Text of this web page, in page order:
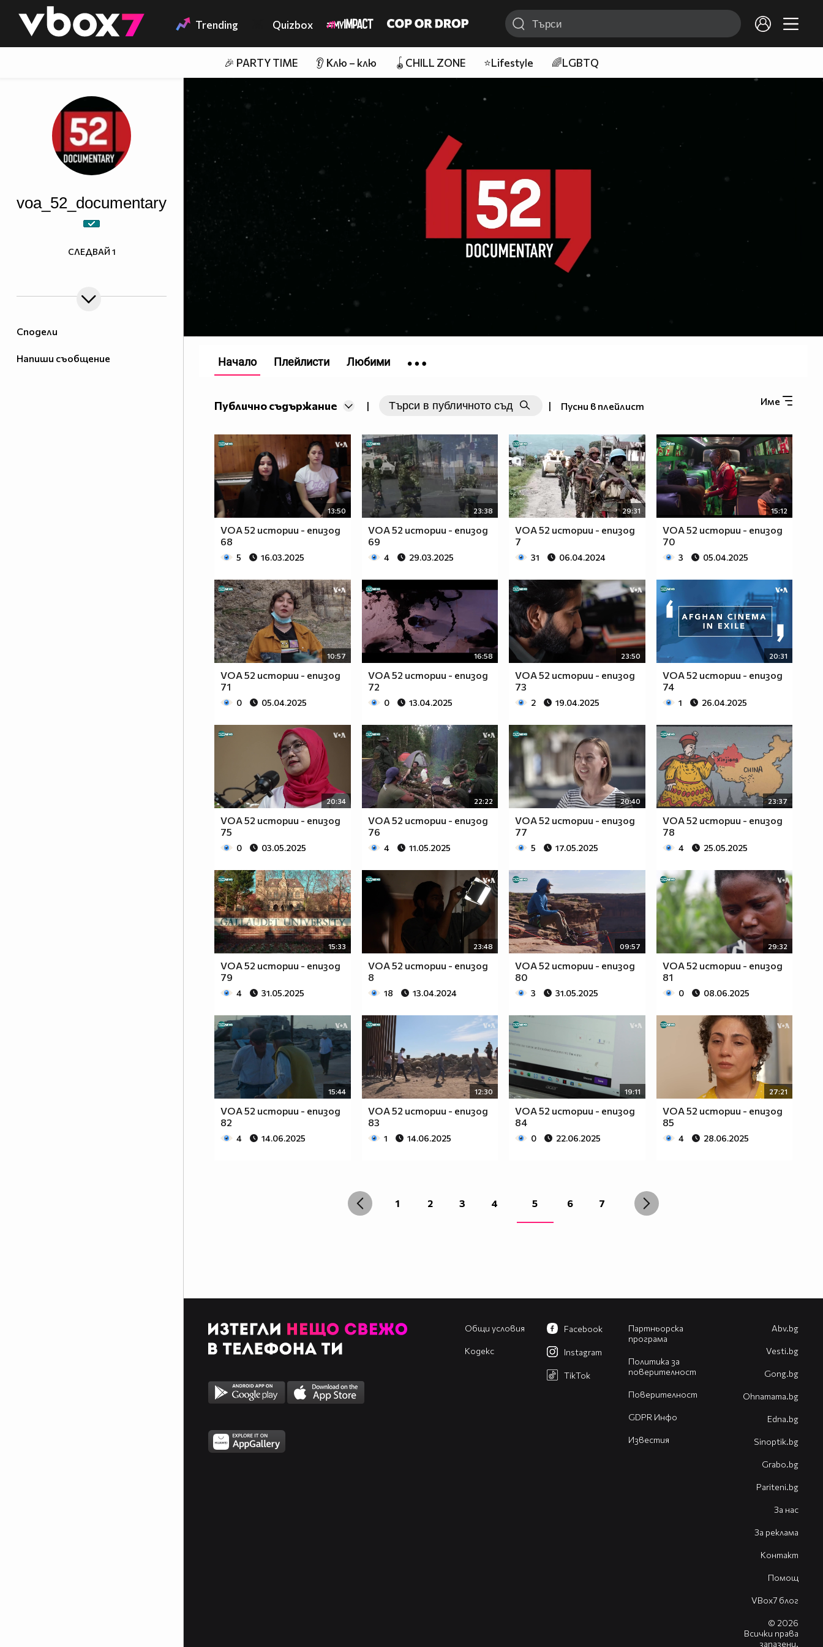
👾 Trending Quizbox
🎉 PARTY TIME 👂 Клю – клю 🪀CHILL ZONE ⭐Lifestyle 🌈LGBTQ
Сподели
Напиши съобщение
voa_52_documentary
СЛЕДВАЙ 1
Име
Публично съдържание | | Пусни в плейлист
13:50
VOA 52 истории - епизод
68
5 16.03.2025
23:38
VOA 52 истории - епизод
69
4 29.03.2025
29:31
VOA 52 истории - епизод
7
31 06.04.2024
15:12
VOA 52 истории - епизод
70
3 05.04.2025
10:57
VOA 52 истории - епизод
71
0 05.04.2025
16:58
VOA 52 истории - епизод
72
0 13.04.2025
23:50
VOA 52 истории - епизод
73
2 19.04.2025
20:31
VOA 52 истории - епизод
74
1 26.04.2025
20:34
VOA 52 истории - епизод
75
0 03.05.2025
22:22
VOA 52 истории - епизод
76
4 11.05.2025
20:40
VOA 52 истории - епизод
77
5 17.05.2025
23:37
VOA 52 истории - епизод
78
4 25.05.2025
15:33
VOA 52 истории - епизод
79
4 31.05.2025
23:48
VOA 52 истории - епизод
8
18 13.04.2024
09:57
VOA 52 истории - епизод
80
3 31.05.2025
29:32
VOA 52 истории - епизод
81
0 08.06.2025
15:44
VOA 52 истории - епизод
82
4 14.06.2025
12:30
VOA 52 истории - епизод
83
1 14.06.2025
19:11
VOA 52 истории - епизод
84
0 22.06.2025
27:21
VOA 52 истории - епизод
85
4 28.06.2025
1 2 3 4 5 6 7
Начало Плейлисти Любими
Общи условия
Кодекс
Партньорска
програма
Политика за
поверителност
Поверителност
GDPR Инфо
Известия
Facebook
Instagram
TikTok
Abv.bg
Vesti.bg
Gong.bg
Оhnamama.bg
Edna.bg
Sinoptik.bg
Grabo.bg
Pariteni.bg
За нас
За реклама
Контакт
Помощ
VBox7 блог
© 2026
Всички права
запазени.